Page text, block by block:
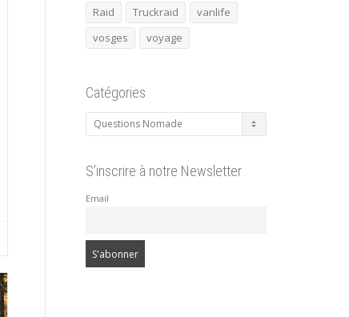
Raid
Truckraid
vanlife
vosges
voyage
Catégories
Catégories
S’inscrire à notre Newsletter
Email